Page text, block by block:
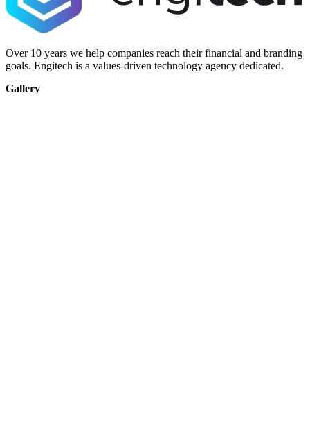
Over 10 years we help companies reach their financial and branding
goals. Engitech is a values-driven technology agency dedicated.
Gallery